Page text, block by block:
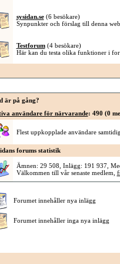
sysidan.se (6 besökare)
Synpunkter och förslag till denna
Testforum (4 besökare)
Här kan du testa olika funktioner i
är på gång?
användare för närvarande: 490 (0
Flest uppkopplade användare
forums statistik
Ämnen: 29 508, Inlägg: 191 937,
Välkommen till vår senaste medlem,
Forumet innehåller nya inlägg
Forumet innehåller inga nya inlägg